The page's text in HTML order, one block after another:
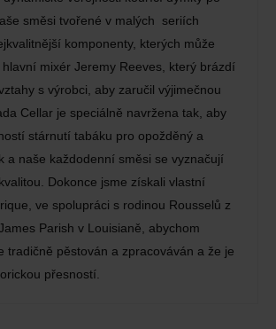
směsi tvořené v malých seriích
komponenty, kterých může
mixér Jeremy Reeves, který brázdí
s výrobci, aby zaručil výjimečnou
Cellar je speciálně navržena tak, aby
stárnutí tabáku pro opožděný a
a naše každodenní směsi se vyznačují
Dokonce jsme získali vlastní
ve spolupráci s rodinou Rousselů z
Parish v Louisianě, abychom
tradičně pěstován a zpracováván a že je
přesností.